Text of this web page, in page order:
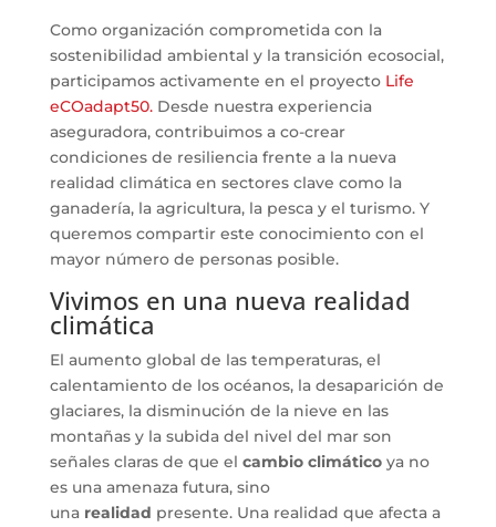
Como organización comprometida con la
sostenibilidad ambiental y la transición ecosocial,
participamos activamente en el proyecto Life
eCOadapt50.Desde nuestra experiencia
aseguradora, contribuimos a co-crear
condiciones de resiliencia frente a la nueva
realidad climática en sectores clave como la
ganadería, la agricultura, la pesca y el turismo. Y
queremos compartir este conocimiento con el
mayor número de personas posible.
Vivimos en una nueva realidad
climática
El aumento global de las temperaturas, el
calentamiento de los océanos, la desaparición de
glaciares, la disminución de la nieve en las
montañas y la subida del nivel del mar son
señales claras de que el cambio climáticoya no
es una amenaza futura, sino
una realidad presente. Una realidad que afecta a